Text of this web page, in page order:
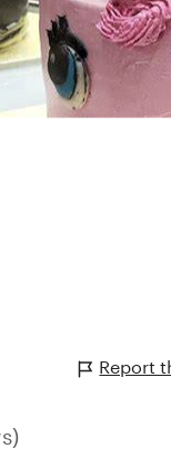
Report